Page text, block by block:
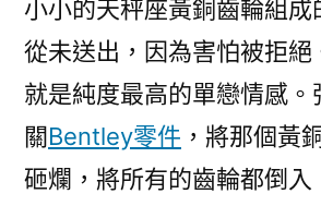
小小的天秤座黃銅齒輪組成
從未送出，因為害怕被拒絕
就是純度最高的單戀情感。
關Bentley零件 ，將那個黃
砸爛，將所有的齒輪都倒入